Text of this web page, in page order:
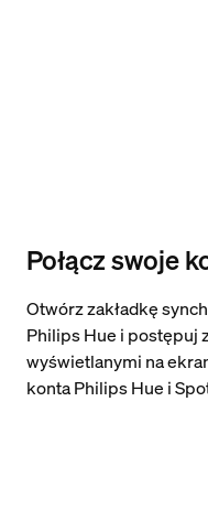
Połącz swoje
Otwórz zakładkę
Philips Hue i postępuj
wyświetlanymi na
konta Philips Hue i